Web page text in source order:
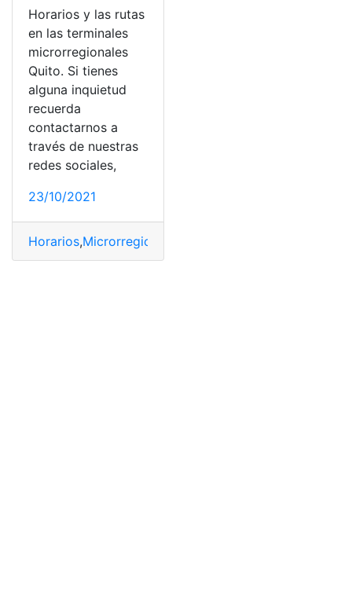
Horarios y las rutas
en las terminales
microrregionales
Quito. Si tienes
alguna inquietud
recuerda
contactarnos a
través de nuestras
redes sociales,
23/10/2021
Horarios,Microrregionales